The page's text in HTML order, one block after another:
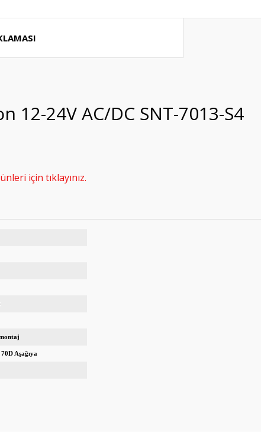
12-24V AC/DC SNT-7013-S4
için tıklayınız.
Aşağıya